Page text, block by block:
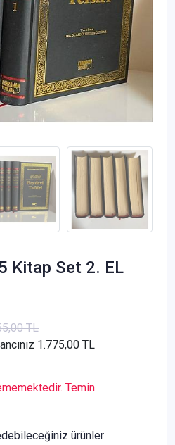
Kitap Set 2. EL
TL
1.775,00 TL
Temin
ürünler